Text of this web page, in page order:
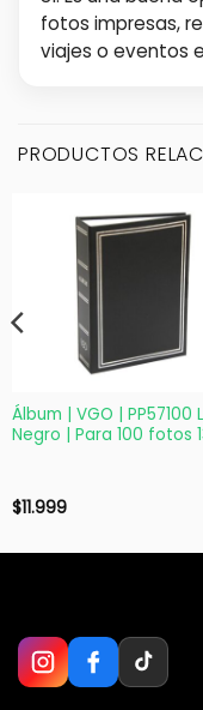
fotos impresas,
viajes o eventos
PRODUCTOS
Álbum | VGO | PP57100
Negro | Para 100 fotos
$11.999